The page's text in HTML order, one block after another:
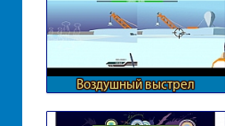
Воздушный выстрел